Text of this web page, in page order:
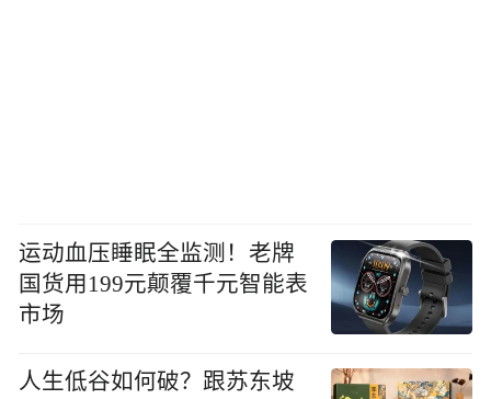
运动血压睡眠全监测！老牌
国货用199元颠覆千元智能表
市场
人生低谷如何破？跟苏东坡